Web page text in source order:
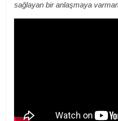
sağlayan bir anlaşmaya